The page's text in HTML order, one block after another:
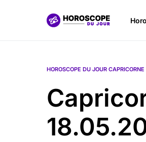
HOROSCOPE DU JOUR CAPRICORNE